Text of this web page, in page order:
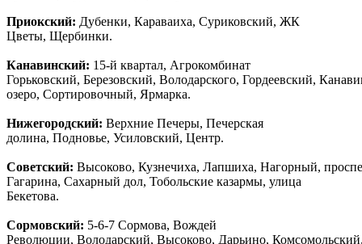
Приокский: Дубенки, Караваиха, Суриковский, ЖК
Цветы, Щербинки.
Канавинский: 15-й квартал, Агрокомбинат
Горьковский, Березовский, Володарского, Гордеевский,
озеро, Сортировочный, Ярмарка.
Нижегородский: Верхние Печеры, Печерская
долина, Подновье, Усиловский, Центр.
Советский: Высоково, Кузнечиха, Лапшиха, Нагорный,
Гагарина, Сахарный дол, Тобольские казармы, улица
Бекетова.
Сормовский: 5-6-7 Сормова, Вождей
Революции, Володарский, Высоково, Дарьино,